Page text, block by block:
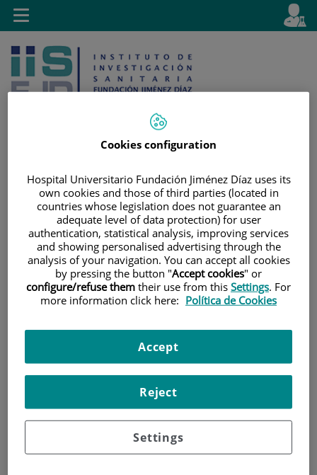
Jump to content
Language
Active
en
Search
Toggle
navigation
|ENSAYO CLINICO COMPARATIVO, ALEATORIO,
CONTROLADO PARA EVALUAR LA EFIACIA DE LA
ADMINISTRACIÓN DE DEXAMETASONA EN EL
TRATAMIENTO DE PACIENTES AFECTADOS POR COVID-19
Cookies configuration
Hospital Universitario Fundación Jiménez Díaz uses its
own cookies and those of third parties (located in
countries whose legislation does not guarantee an
adequate level of data protection) for user
authentication, statistical analysis, improving services
and showing personalised advertising through the
analysis of your navigation. You can accept all cookies
by pressing the button "Accept cookies" or
configure/refuse them their use from this Settings. For
more information click here: Política de Cookies
Settings
Reject
Accept